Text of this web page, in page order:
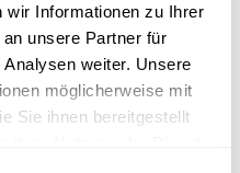
wir Informationen zu Ihrer
unsere Partner für
weiter. Unsere
möglicherweise mit
Sie ihnen bereitgestellt